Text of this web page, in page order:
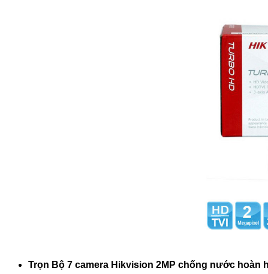
Trọn Bộ 7 camera Hikvision 2MP chống nước hoàn